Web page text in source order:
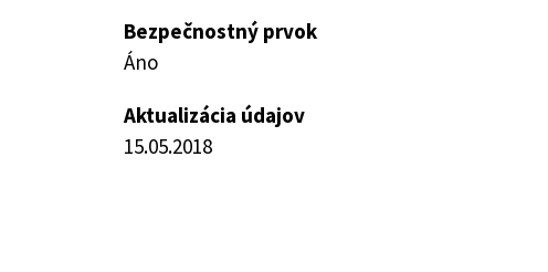
Bezpečnostný prvok
Áno
Aktualizácia údajov
15.05.2018